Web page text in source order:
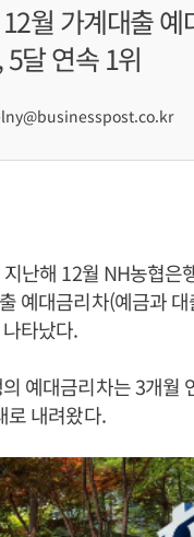
월 가계대출 예
달 연속 1위
난해 12월 NH농협은
예대금리차(예금과
타났다.
예대금리차는 3개월
로 내려왔다.